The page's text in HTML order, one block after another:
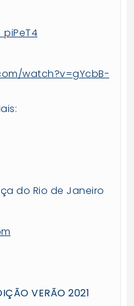
watch?v=gYcbB-
do Rio de Janeiro
VERÃO 2021